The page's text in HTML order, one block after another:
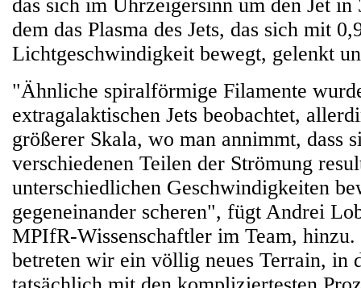
das sich im Uhrzeigersinn um den Jet
dem das Plasma des Jets, das sich mit
Lichtgeschwindigkeit bewegt, gelenkt
"Ähnliche spiralförmige Filamente
extragalaktischen Jets beobachtet,
größerer Skala, wo man annimmt, dass
verschiedenen Teilen der Strömung
unterschiedlichen Geschwindigkeiten
gegeneinander scheren", fügt Andrei
MPIfR-Wissenschaftler im Team,
betreten wir ein völlig neues Terrain, in